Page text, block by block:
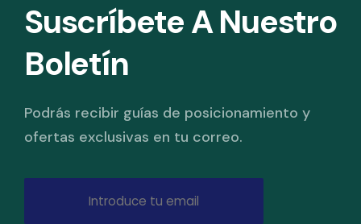
Suscríbete A Nuestro
Boletín
Podrás recibir guías de posicionamiento y
ofertas exclusivas en tu correo.